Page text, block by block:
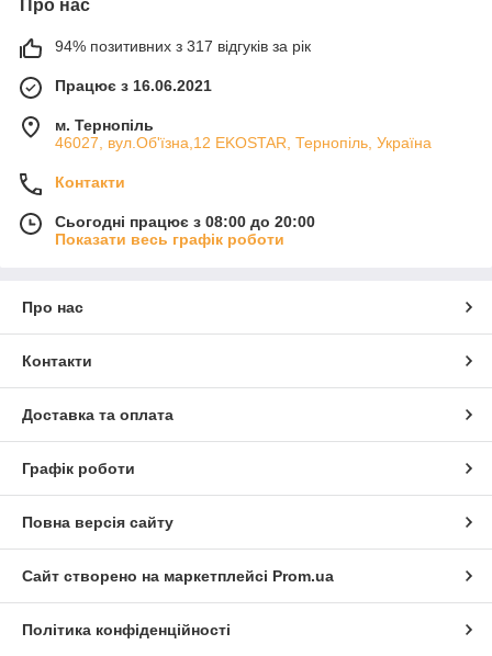
Про нас
94% позитивних з 317 відгуків за рік
Працює з 16.06.2021
м. Тернопіль
46027, вул.Об'їзна,12 EKOSTAR, Тернопіль, Україна
Контакти
Сьогодні працює з 08:00 до 20:00
Показати весь графік роботи
Про нас
Контакти
Доставка та оплата
Графік роботи
Повна версія сайту
Сайт створено на маркетплейсі Prom.ua
Політика конфіденційності